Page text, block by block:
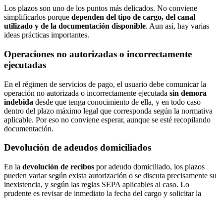
Los plazos son uno de los puntos más delicados. No conviene
simplificarlos porque dependen del tipo de cargo, del canal
utilizado y de la documentación disponible. Aun así, hay varias
ideas prácticas importantes.
Operaciones no autorizadas o incorrectamente
ejecutadas
En el régimen de servicios de pago, el usuario debe comunicar la
operación no autorizada o incorrectamente ejecutada sin demora
indebida desde que tenga conocimiento de ella, y en todo caso
dentro del plazo máximo legal que corresponda según la normativa
aplicable. Por eso no conviene esperar, aunque se esté recopilando
documentación.
Devolución de adeudos domiciliados
En la devolución de recibos por adeudo domiciliado, los plazos
pueden variar según exista autorización o se discuta precisamente su
inexistencia, y según las reglas SEPA aplicables al caso. Lo
prudente es revisar de inmediato la fecha del cargo y solicitar la